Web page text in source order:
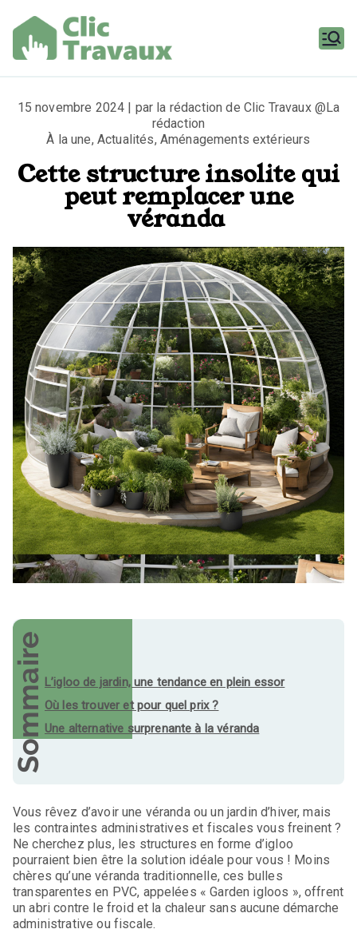
contenu
Travaux
15 novembre 2024 | par la rédaction de Clic Travaux @La
rédaction
À la une, Actualités, Aménagements extérieurs
Cette structure insolite qui
peut remplacer une
véranda
SommaireL’igloo de jardin, une tendance en plein essor
Où les trouver et pour quel prix ?
Une alternative surprenante à la véranda
Vous rêvez d’avoir une véranda ou un jardin d’hiver, mais
les contraintes administratives et fiscales vous freinent ?
Ne cherchez plus, les structures en forme d’igloo
pourraient bien être la solution idéale pour vous ! Moins
chères qu’une véranda traditionnelle, ces bulles
transparentes en PVC, appelées « Garden igloos », offrent
un abri contre le froid et la chaleur sans aucune démarche
administrative ou fiscale.